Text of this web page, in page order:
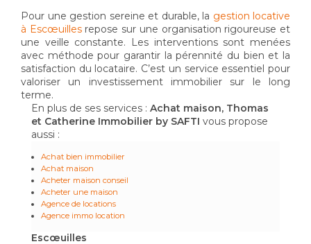
Pour une gestion sereine et durable, la gestion locative
à Escœuillesrepose sur une organisation rigoureuse et
une veille constante. Les interventions sont menées
avec méthode pour garantir la pérennité du bien et la
satisfaction du locataire. C’est un service essentiel pour
valoriser un investissement immobilier sur le long
terme.
En plus de ses services : Achat maison, Thomas
et Catherine Immobilier by SAFTI vous propose
aussi :
Achat bien immobilier
Achat maison
Acheter maison conseil
Acheter une maison
Agence de locations
Agence immo location
Escœuilles